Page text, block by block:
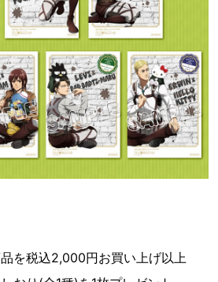
品を税込2,000円お買い上げ以上